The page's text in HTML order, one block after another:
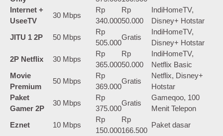
Internet +
UseeTV
30 Mbps
Rp
340.000
Rp
50.000
IndiHomeTV,
Disney+ Hotstar
JITU 1 2P
50 Mbps
Rp
505.000
Gratis
IndiHomeTV,
Disney+ Hotstar
2P Netflix
30 Mbps
Rp
365.000
Rp
50.000
IndiHomeTV,
Netflix Basic
Movie
Premium
50 Mbps
Rp
369.000
Gratis
Netflix, Disney+
Hotstar
Paket
Gamer 2P
30 Mbps
Rp
375.000
Gratis
Gameqoo, 100
Menit Telepon
Eznet
10 Mbps
Rp
150.000
Rp
166.500
Paket dasar